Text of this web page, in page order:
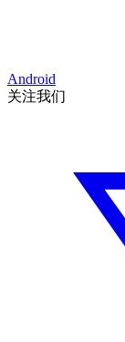
Android
关注我们